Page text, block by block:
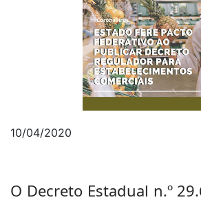
10/04/2020
O Decreto Estadual n.º